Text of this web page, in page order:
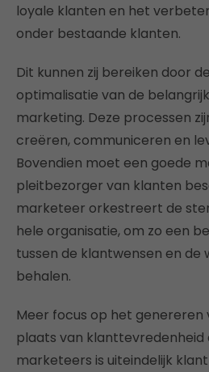
loyale klanten en het
onder bestaande klanten.
Dit kunnen zij bereiken door
optimalisatie van de
marketing. Deze processen
creëren, communiceren en
Bovendien moet een goede
pleitbezorger van klanten
marketeer orkestreert de
hele organisatie, om zo een
tussen de klantwensen en
behalen.
Meer focus op het genereren
plaats van klanttevredenheid
marketeers is uiteindelijk